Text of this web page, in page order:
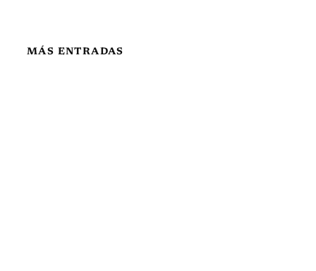
MÁS ENTRADAS